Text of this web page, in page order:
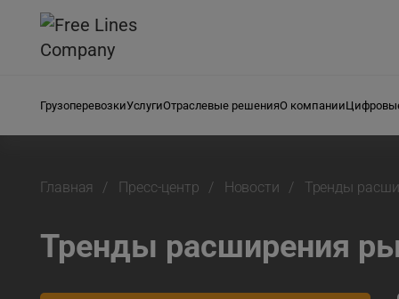
ГрузоперевозкиУслугиОтраслевые решенияО компании
Главная Пресс-центр Новости Тренды
Тренды расширения